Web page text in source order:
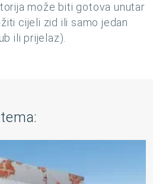
može biti gotova unutar
cijeli zid ili samo jedan
ili prijelaz).